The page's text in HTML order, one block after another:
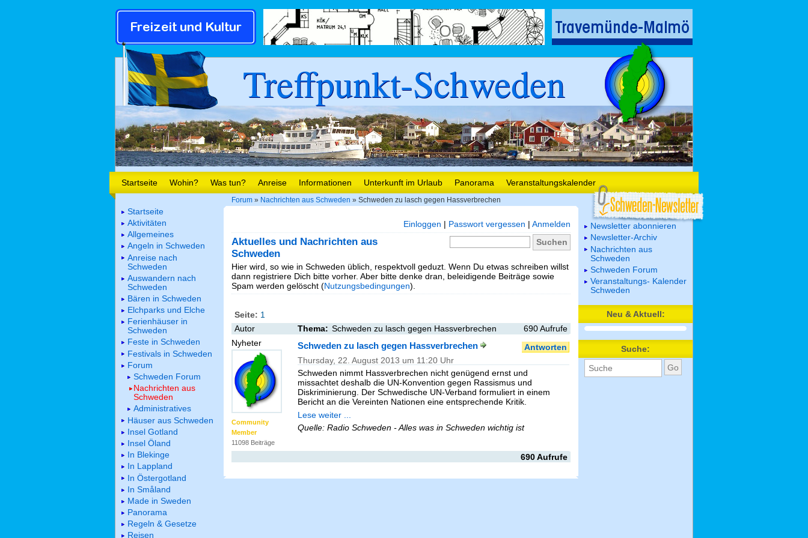
Treffpunkt-Schweden
Startseite Wohin? Was tun? Anreise Informationen Unterkunft im Urlaub Panorama Veranstaltungskalender
Forum » Nachrichten aus Schweden » Schweden zu lasch gegen Hassverbrechen
Einloggen | Passwort vergessen | Anmelden
Aktuelles und Nachrichten aus
Schweden
Hier wird, so wie in Schweden üblich, respektvoll geduzt. Wenn Du etwas schreiben willst
dann registriere Dich bitte vorher. Aber bitte denke dran, beleidigende Beiträge sowie
Spam werden gelöscht (Nutzungsbedingungen).
Seite: 1
Autor
Thema: Schweden zu lasch gegen Hassverbrechen
690 Aufrufe
Nyheter
Community
Member
11098 Beiträge
Antworten
Schweden zu lasch gegen Hassverbrechen
Thursday, 22. August 2013 um 11:20 Uhr
Schweden nimmt Hassverbrechen nicht genügend ernst und
missachtet deshalb die UN-Konvention gegen Rassismus und
Diskriminierung. Der Schwedische UN-Verband formuliert in einem
Bericht an die Vereinten Nationen eine entsprechende Kritik.
Lese weiter ...
Quelle: Radio Schweden - Alles was in Schweden wichtig ist
690 Aufrufe
Startseite
Aktivitäten
Allgemeines
Angeln in Schweden
Anreise nach
Schweden
Auswandern nach
Schweden
Bären in Schweden
Elchparks und Elche
Ferienhäuser in
Schweden
Feste in Schweden
Festivals in Schweden
Forum
Schweden Forum
Nachrichten aus
Schweden
Administratives
Häuser aus Schweden
Insel Gotland
Insel Öland
In Blekinge
In Lappland
In Östergotland
In Småland
Made in Sweden
Panorama
Regeln & Gesetze
Reisen
Newsletter abonnieren
Newsletter-Archiv
Nachrichten aus
Schweden
Schweden Forum
Veranstaltungs- Kalender
Schweden
Neu & Aktuell:
Suche: